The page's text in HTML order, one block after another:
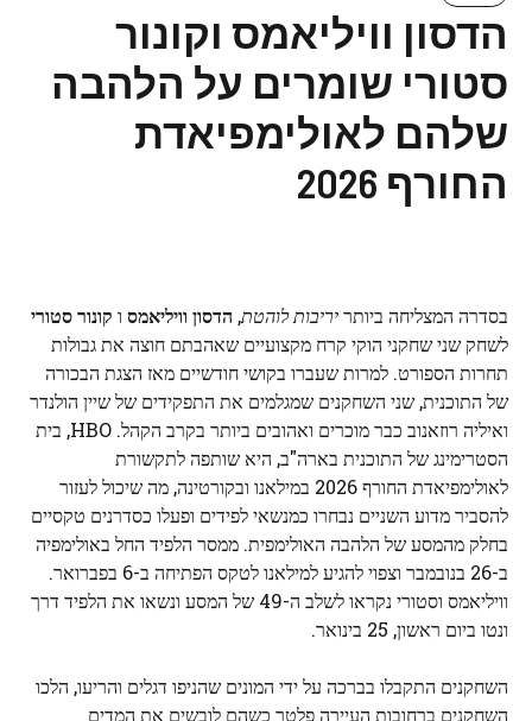
הדסון וויליאמס וקונור
סטורי שומרים על הלהבה
שלהם לאולימפיאדת
החורף 2026
בסדרה המצליחה ביותריריבות לוהטת, הדסון וויליאמס ו קונור סטורי
לשחק שני שחקני הוקי קרח מקצועיים שאהבתם חוצה את גבולות
תחרות הספורט. למרות שעברו בקושי חודשיים מאז הצגת הבכורה
של התוכנית, שני השחקנים שמגלמים את התפקידים של שיין הולנדר
ואיליה רוזאנוב כבר מוכרים ואהובים ביותר בקרב הקהל. HBO, בית
הסטרימינג של התוכנית בארה"ב, היא שותפה לתקשורת
לאולימפיאדת החורף 2026 במילאנו ובקורטינה, מה שיכול לעזור
להסביר מדוע השניים נבחרו כמנשאי לפידים ופעלו כסדרנים טקסיים
בחלק מהמסע של הלהבה האולימפית. ממסר הלפיד החל באולימפיה
ב-26 בנובמבר וצפוי להגיע למילאנו לטקס הפתיחה ב-6 בפברואר.
וויליאמס וסטורי נקראו לשלב ה-49 של המסע ונשאו את הלפיד דרך
ונטו ביום ראשון, 25 בינואר.
השחקנים התקבלו בברכה על ידי המונים שהניפו דגלים והריעו, הלכו
השחקנים ברחובות העיירה פלטר כשהם לובשים את המדים